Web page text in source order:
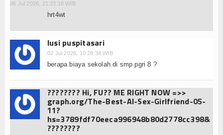
06 Jul 2026, 21:33:16 WIB
hrt4wt
lusi puspitasari
02 Jul 2026, 10:28:34 WIB
berapa biaya sekolah di smp pgri 8 ?
???????? Hi, FU?? ME RIGHT NOW =>>
graph.org/The-Best-AI-Sex-Girlfriend-05-
11?
hs=3789fdf70eeca996948b80d2778cc398&
????????